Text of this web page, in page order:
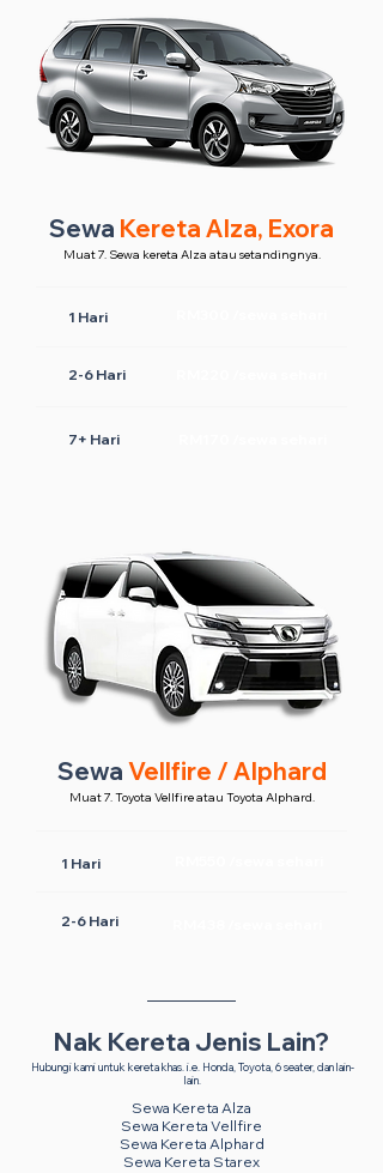
Sewa Kereta Alza, Exora
Muat 7. Sewa kereta Alza atau setandingnya.
1 Hari
2-6 Hari
7+ Hari
Sewa Vellfire / Alphard
Muat 7. Toyota Vellfire atau Toyota Alphard.
1 Hari
2-6 Hari
Nak Kereta Jenis Lain?
Hubungi kami untuk kereta khas. i.e. Honda, Toyota, 6 seater, dan lain-
lain.
Sewa Kereta Alza
Sewa Kereta Vellfire
Sewa Kereta Alphard
Sewa Kereta Starex